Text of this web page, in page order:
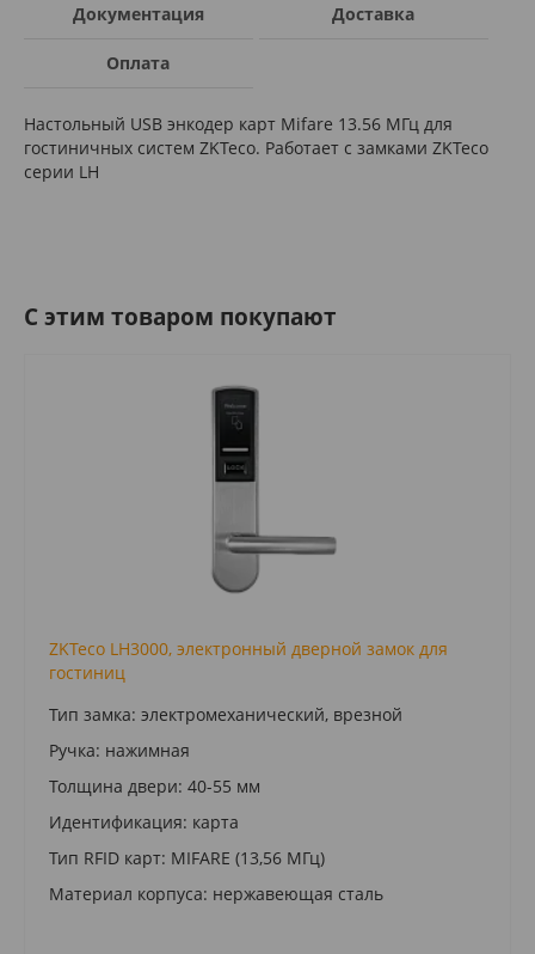
Документация Доставка
Оплата
Настольный USB энкодер карт Mifare 13.56 МГц для
гостиничных систем ZKTeco. Работает с замками ZKTeco
серии LH
C этим товаром покупают
ZKTeco LH3000, электронный дверной замок для
гостиниц
Тип замка: электромеханический, врезной
Ручка: нажимная
Толщина двери: 40-55 мм
Идентификация: карта
Тип RFID карт: MIFARE (13,56 МГц)
Материал корпуса: нержавеющая сталь